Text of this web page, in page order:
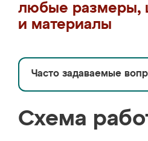
любые размеры,
и материалы
Часто задаваемые
Схема